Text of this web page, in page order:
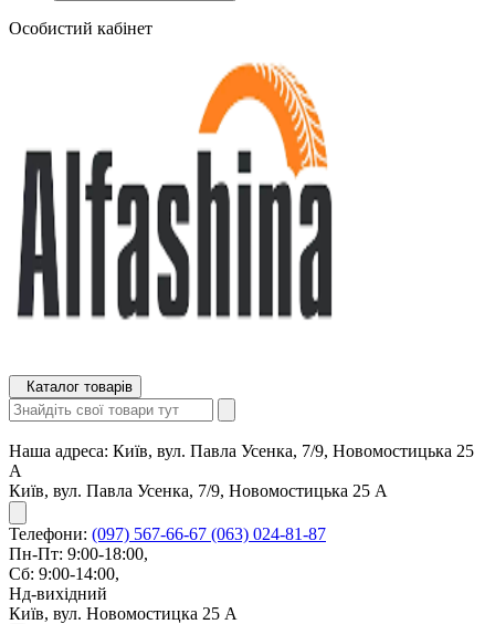
Особистий кабінет
Каталог товарів
Наша адреса: Київ, вул. Павла Усенка, 7/9, Новомостицька 25
А
Київ, вул. Павла Усенка, 7/9, Новомостицька 25 А
Телефони: (097) 567-66-67 (063) 024-81-87
Пн-Пт: 9:00-18:00,
Сб: 9:00-14:00,
Нд-вихідний
Київ, вул. Новомостицка 25 А